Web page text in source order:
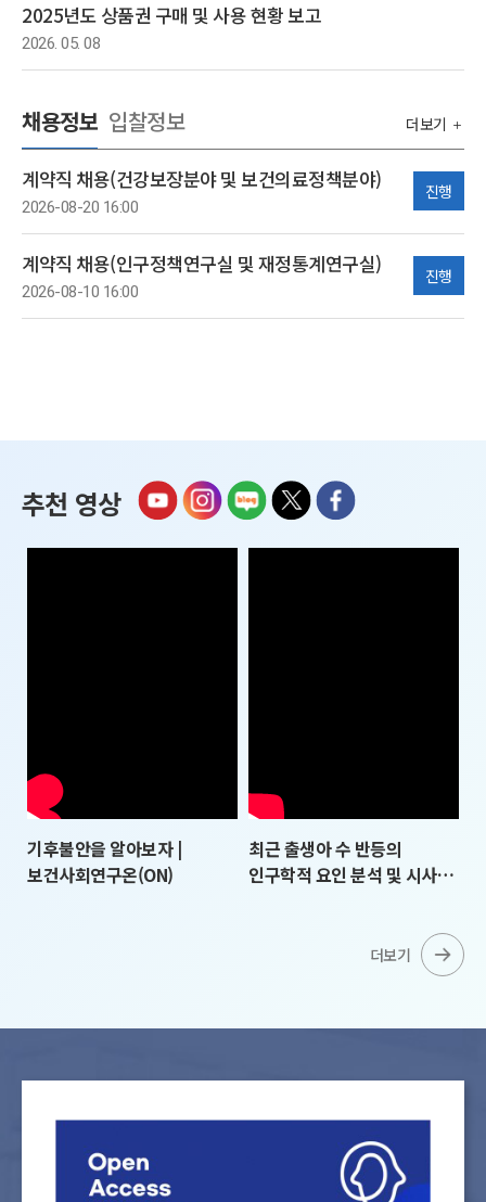
2025년도 상품권 구매 및 사용 현황 보고
2026. 05. 08
채용정보
계약직 채용(건강보장분야 및 보건의료정책분야)
2026-08-20 16:00
진행
계약직 채용(인구정책연구실 및 재정통계연구실)
2026-08-10 16:00
진행
더보기
입찰정보
추천 영상
기후불안을 알아보자 |
보건사회연구온(ON)
최근 출생아 수 반등의
인구학적 요인 분석 및 시사점
더보기